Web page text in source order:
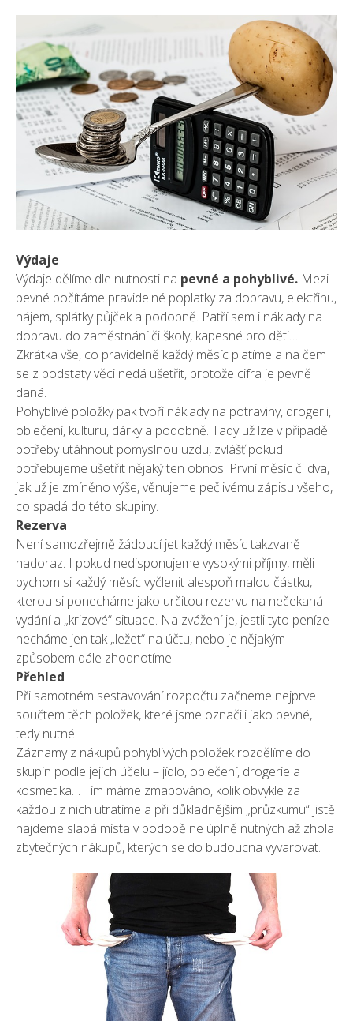
Výdaje
Výdaje dělíme dle nutnosti na pevné a pohyblivé. Mezi
pevné počítáme pravidelné poplatky za dopravu, elektřinu,
nájem, splátky půjček a podobně. Patří sem i náklady na
dopravu do zaměstnání či školy, kapesné pro děti…
Zkrátka vše, co pravidelně každý měsíc platíme a na čem
se z podstaty věci nedá ušetřit, protože cifra je pevně
daná.
Pohyblivé položky pak tvoří náklady na potraviny, drogerii,
oblečení, kulturu, dárky a podobně. Tady už lze v případě
potřeby utáhnout pomyslnou uzdu, zvlášť pokud
potřebujeme ušetřit nějaký ten obnos. První měsíc či dva,
jak už je zmíněno výše, věnujeme pečlivému zápisu všeho,
co spadá do této skupiny.
Rezerva
Není samozřejmě žádoucí jet každý měsíc takzvaně
nadoraz. I pokud nedisponujeme vysokými příjmy, měli
bychom si každý měsíc vyčlenit alespoň malou částku,
kterou si ponecháme jako určitou rezervu na nečekaná
vydání a „krizové“ situace. Na zvážení je, jestli tyto peníze
necháme jen tak „ležet“ na účtu, nebo je nějakým
způsobem dále zhodnotíme.
Přehled
Při samotném sestavování rozpočtu začneme nejprve
součtem těch položek, které jsme označili jako pevné,
tedy nutné.
Záznamy z nákupů pohyblivých položek rozdělíme do
skupin podle jejich účelu – jídlo, oblečení, drogerie a
kosmetika… Tím máme zmapováno, kolik obvykle za
každou z nich utratíme a při důkladnějším „průzkumu“ jistě
najdeme slabá místa v podobě ne úplně nutných až zhola
zbytečných nákupů, kterých se do budoucna vyvarovat.